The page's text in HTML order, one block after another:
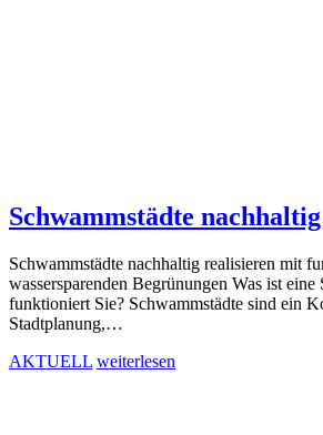
Schwammstädte
Schwammstädte nachhaltig realisieren mit
wassersparenden Begrünungen Was ist
funktioniert Sie? Schwammstädte sind ein
Stadtplanung,…
AKTUELL weiterlesen